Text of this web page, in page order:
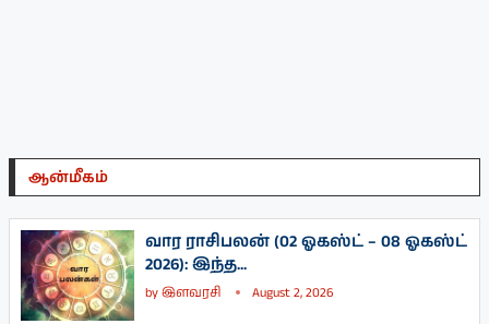
ஆன்மீகம்
வார ராசிபலன் (02 ஓகஸ்ட் – 08 ஓகஸ்ட்
2026): இந்த...
byஇளவரசி August 2, 2026